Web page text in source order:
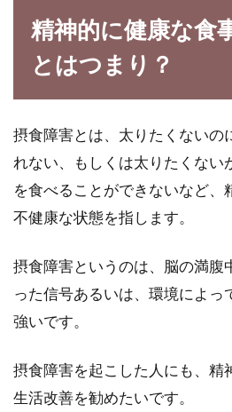
危険だという情
ンビニなど...
夏も冬も食
味噌の驚く
暑い夏でも、冷
冷えてしまいま
私達が健康的に
精神的に健康な食
とはつまり？
摂食障害とは、太りたくないの
れない、もしくは太りたくない
を食べることができないなど、
不健康な状態を指します。
摂食障害というのは、脳の満腹
った信号あるいは、環境によっ
強いです。
摂食障害を起こした人にも、精
生活改善を勧めたいです。